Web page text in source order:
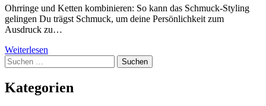
Ohrringe und Ketten kombinieren: So kann das Schmuck-Styling
gelingen Du trägst Schmuck, um deine Persönlichkeit zum
Ausdruck zu…
Weiterlesen
Suchen
nach:
Kategorien